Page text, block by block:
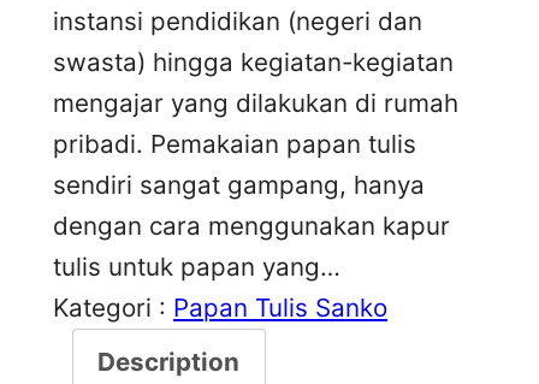
instansi pendidikan (negeri dan
swasta) hingga kegiatan-kegiatan
mengajar yang dilakukan di rumah
pribadi. Pemakaian papan tulis
sendiri sangat gampang, hanya
dengan cara menggunakan kapur
tulis untuk papan yang…
Kategori : Papan Tulis Sanko
Description